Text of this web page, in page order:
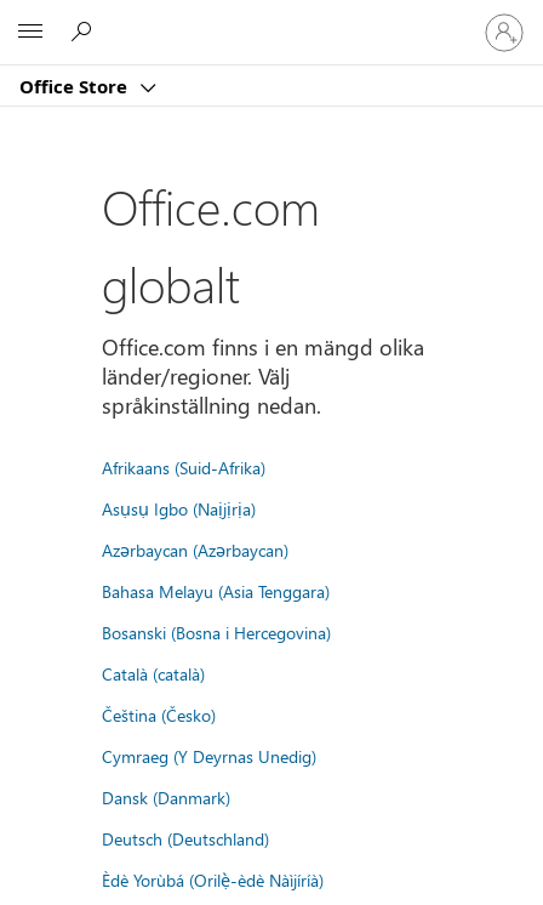
Office Store
Logga
in
på
konto
Office.com
globalt
Office.com finns i en mängd olika
länder/regioner. Välj
språkinställning nedan.
Afrikaans (Suid-Afrika)
Asụsụ Igbo (Naịjịrịa)
Azərbaycan (Azərbaycan)
Bahasa Melayu (Asia Tenggara)
Bosanski (Bosna i Hercegovina)
Català (català)
Čeština (Česko)
Cymraeg (Y Deyrnas Unedig)
Dansk (Danmark)
Deutsch (Deutschland)
Èdè Yorùbá (Orilẹ̀-èdè Nàìjíríà)